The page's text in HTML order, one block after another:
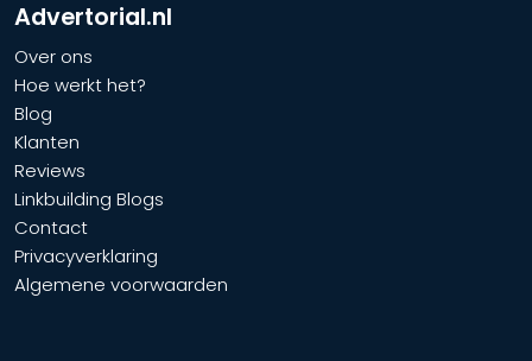
Advertorial.nl
Over ons
Hoe werkt het?
Blog
Klanten
Reviews
Linkbuilding Blogs
Contact
Privacyverklaring
Algemene voorwaarden